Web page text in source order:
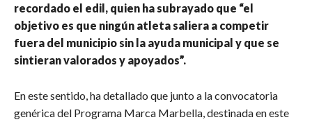
recordado el edil, quien ha subrayado que “el
objetivo es que ningún atleta saliera a competir
fuera del municipio sin la ayuda municipal y que se
sintieran valorados y apoyados”.
En este sentido, ha detallado que junto a la convocatoria
genérica del Programa Marca Marbella, destinada en este